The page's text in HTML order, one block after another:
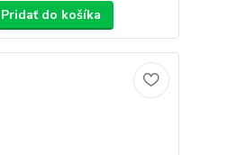
Pridať do košíka